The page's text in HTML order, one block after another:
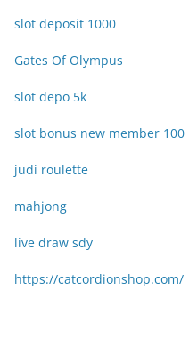
slot deposit 1000
Gates Of Olympus
slot depo 5k
slot bonus new member 100
judi roulette
mahjong
live draw sdy
https://catcordionshop.com/